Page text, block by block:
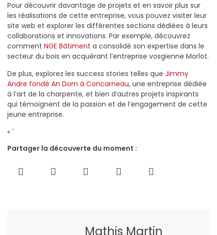
Pour découvrir davantage de projets et en savoir plus sur
les réalisations de cette entreprise, vous pouvez visiter leur
site web et explorer les différentes sections dédiées à leurs
collaborations et innovations. Par exemple, découvrez
comment NGE Bâtiment a consolidé son expertise dans le
secteur du bois en acquérant l’entreprise vosgienne Morlot.
De plus, explorez les success stories telles que Jimmy
Andre fondé An Dorn à Concarneau, une entreprise dédiée
à l’art de la charpente, et bien d’autres projets inspirants
qui témoignent de la passion et de l’engagement de cette
jeune entreprise.
« `
Partager la découverte du moment :
Mathis Martin